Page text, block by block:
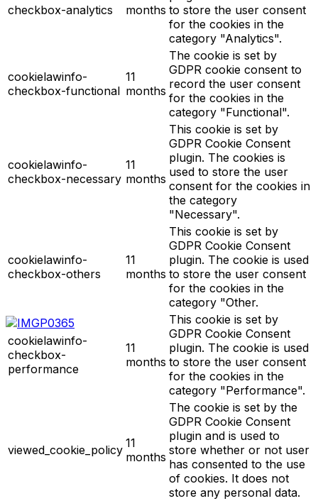
checkbox-analytics
months to store the user consent
for the cookies in the
category "Analytics".
cookielawinfo-
checkbox-functional
11
months
The cookie is set by
GDPR cookie consent to
record the user consent
for the cookies in the
category "Functional".
cookielawinfo-
checkbox-necessary
11
months
This cookie is set by
GDPR Cookie Consent
plugin. The cookies is
used to store the user
consent for the cookies in
the category
"Necessary".
cookielawinfo-
checkbox-others
11
months
This cookie is set by
GDPR Cookie Consent
plugin. The cookie is used
to store the user consent
for the cookies in the
category "Other.
cookielawinfo-
checkbox-
performance
11
months
This cookie is set by
GDPR Cookie Consent
plugin. The cookie is used
to store the user consent
for the cookies in the
category "Performance".
viewed_cookie_policy 11
months
The cookie is set by the
GDPR Cookie Consent
plugin and is used to
store whether or not user
has consented to the use
of cookies. It does not
store any personal data.